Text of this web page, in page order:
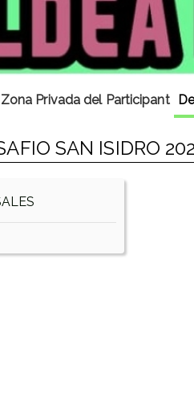
Zona Privada del Participant
SAN ISIDRO